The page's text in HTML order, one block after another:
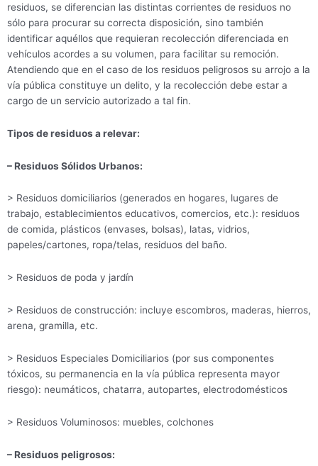
residuos, se diferencian las distintas corrientes de residuos no
sólo para procurar su correcta disposición, sino también
identificar aquéllos que requieran recolección diferenciada en
vehículos acordes a su volumen, para facilitar su remoción.
Atendiendo que en el caso de los residuos peligrosos su arrojo a la
vía pública constituye un delito, y la recolección debe estar a
cargo de un servicio autorizado a tal fin.
Tipos de residuos a relevar:
– Residuos Sólidos Urbanos:
> Residuos domiciliarios (generados en hogares, lugares de
trabajo, establecimientos educativos, comercios, etc.): residuos
de comida, plásticos (envases, bolsas), latas, vidrios,
papeles/cartones, ropa/telas, residuos del baño.
> Residuos de poda y jardín
> Residuos de construcción: incluye escombros, maderas, hierros,
arena, gramilla, etc.
> Residuos Especiales Domiciliarios (por sus componentes
tóxicos, su permanencia en la vía pública representa mayor
riesgo): neumáticos, chatarra, autopartes, electrodomésticos
> Residuos Voluminosos: muebles, colchones
– Residuos peligrosos: